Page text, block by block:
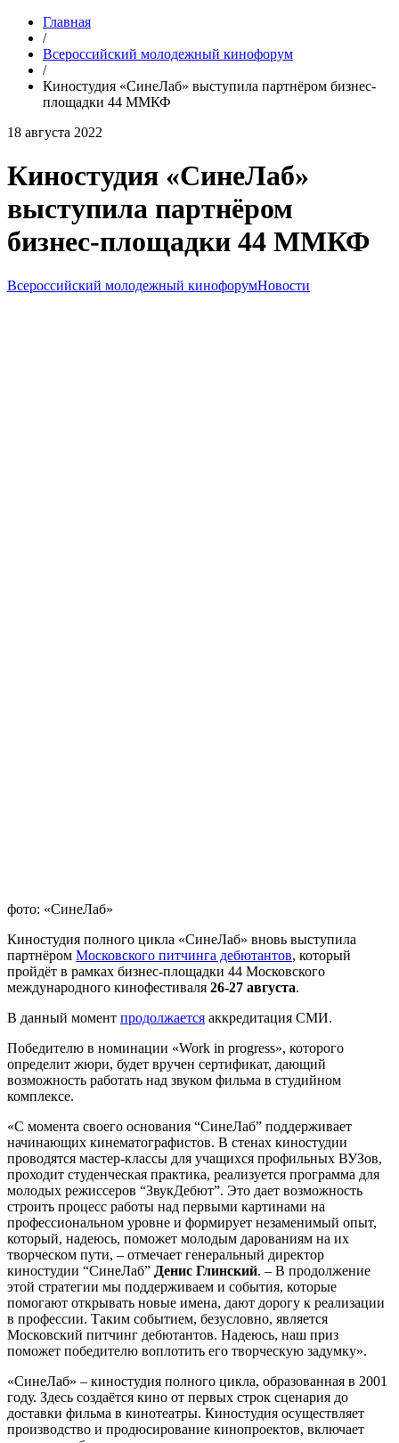
Главная
/
Всероссийский молодежный кинофорум
/
Киностудия «СинеЛаб» выступила партнёром бизнес-
площадки 44 ММКФ
18 августа 2022
Киностудия «СинеЛаб»
выступила партнёром
бизнес-площадки 44 ММКФ
Всероссийский молодежный кинофорумНовости
фото: «СинеЛаб»
Киностудия полного цикла «СинеЛаб» вновь выступила
партнёром Московского питчинга дебютантов, который
пройдёт в рамках бизнес-площадки 44 Московского
международного кинофестиваля 26-27 августа.
В данный момент продолжается аккредитация СМИ.
Победителю в номинации «Work in progress», которого
определит жюри, будет вручен сертификат, дающий
возможность работать над звуком фильма в студийном
комплексе.
«С момента своего основания “СинеЛаб” поддерживает
начинающих кинематографистов. В стенах киностудии
проводятся мастер-классы для учащихся профильных ВУЗов,
проходит студенческая практика, реализуется программа для
молодых режиссеров “ЗвукДебют”. Это дает возможность
строить процесс работы над первыми картинами на
профессиональном уровне и формирует незаменимый опыт,
который, надеюсь, поможет молодым дарованиям на их
творческом пути, – отмечает генеральный директор
киностудии “СинеЛаб” Денис Глинский. – В продолжение
этой стратегии мы поддерживаем и события, которые
помогают открывать новые имена, дают дорогу к реализации
в профессии. Таким событием, безусловно, является
Московский питчинг дебютантов. Надеюсь, наш приз
поможет победителю воплотить его творческую задумку».
«СинеЛаб» – киностудия полного цикла, образованная в 2001
году. Здесь создаётся кино от первых строк сценария до
доставки фильма в кинотеатры. Киностудия осуществляет
производство и продюсирование кинопроектов, включает